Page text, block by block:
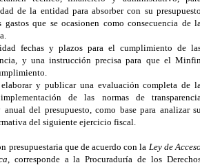
de la entidad para absorber con su
que se ocasionen como consecuencia de
fechas y plazos para el cumplimiento de
y una instrucción precisa para que el
y publicar una evaluación completa de
de las normas de
del presupuesto, como base para analizar
del siguiente ejercicio fiscal.
presupuestaria que de acuerdo con la Ley de
, corresponde a la Procuraduría de los